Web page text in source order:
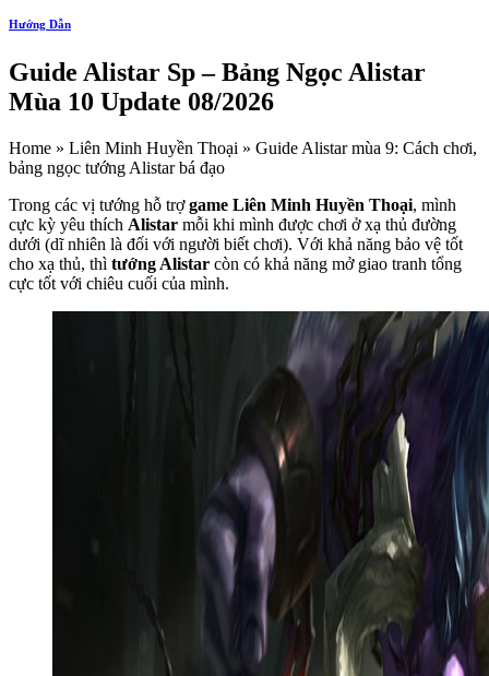
Hướng Dẫn
Guide Alistar Sp – Bảng Ngọc Alistar
Mùa 10 Update 08/2026
Home » Liên Minh Huyền Thoại » Guide Alistar mùa 9: Cách chơi,
bảng ngọc tướng Alistar bá đạo
Trong các vị tướng hỗ trợgame Liên Minh Huyền Thoại, mình
cực kỳ yêu thích Alistar mỗi khi mình được chơi ở xạ thủ đường
dưới (dĩ nhiên là đối với người biết chơi). Với khả năng bảo vệ tốt
cho xạ thủ, thì tướng Alistar còn có khả năng mở giao tranh tổng
cực tốt với chiêu cuối của mình.